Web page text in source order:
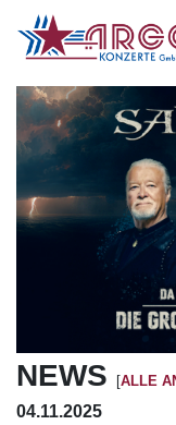
NEWS [ALLE
04.11.2025